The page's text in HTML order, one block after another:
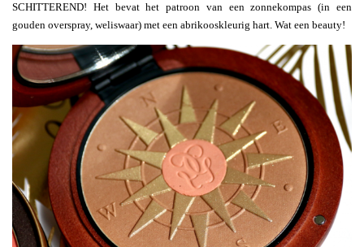
SCHITTEREND! Het bevat het patroon van een zonnekompas (in een
gouden overspray, weliswaar) met een abrikooskleurig hart. Wat een beauty!